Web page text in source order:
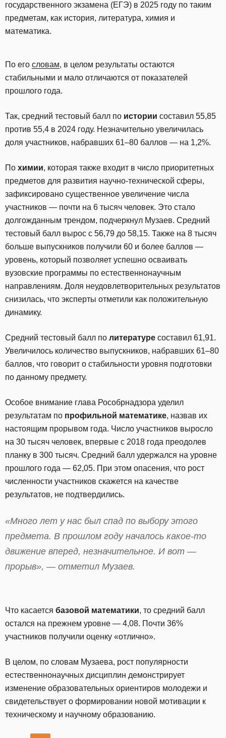
государственного экзамена (ЕГЭ) в 2025 году по таким
предметам, как история, литература, химия и
математика.
По его словам, в целом результаты остаются
стабильными и мало отличаются от показателей
прошлого года.
Так, средний тестовый балл по истории составил 55,85
против 55,4 в 2024 году. Незначительно увеличилась
доля участников, набравших 61–80 баллов — на 1,2%.
По химии, которая также входит в число приоритетных
предметов для развития научно-технической сферы,
зафиксировано существенное увеличение числа
участников — почти на 6 тысяч человек. Это стало
долгожданным трендом, подчеркнул Музаев. Средний
тестовый балл вырос с 56,79 до 58,15. Также на 8 тысяч
больше выпускников получили 60 и более баллов —
уровень, который позволяет успешно осваивать
вузовские программы по естественнонаучным
направлениям. Доля неудовлетворительных результатов
снизилась, что эксперты отметили как положительную
динамику.
Средний тестовый балл по литературе составил 61,91.
Увеличилось количество выпускников, набравших 61–80
баллов, что говорит о стабильности уровня подготовки
по данному предмету.
Особое внимание глава Рособрнадзора уделил
результатам по профильной математике, назвав их
настоящим прорывом года. Число участников выросло
на 30 тысяч человек, впервые с 2018 года преодолев
планку в 300 тысяч. Средний балл удержался на уровне
прошлого года — 62,05. При этом опасения, что рост
численности участников скажется на качестве
результатов, не подтвердились.
«Много лет у нас был спад по выбору этого
предмета. В прошлом году началось какое-то
движение вперед, незначительное. И вот —
прорыв», — отметил Музаев.
Что касается базовой математики, то средний балл
остался на прежнем уровне — 4,08. Почти 36%
участников получили оценку «отлично».
В целом, по словам Музаева, рост популярности
естественнонаучных дисциплин демонстрирует
изменение образовательных ориентиров молодежи и
свидетельствует о формировании новой мотивации к
техническому и научному образованию.